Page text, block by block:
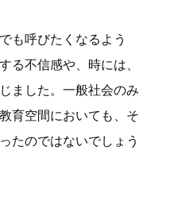
も呼びたくなるよう
る不信感や、時には、
ました。一般社会のみ
育空間においても、そ
たのではないでしょう